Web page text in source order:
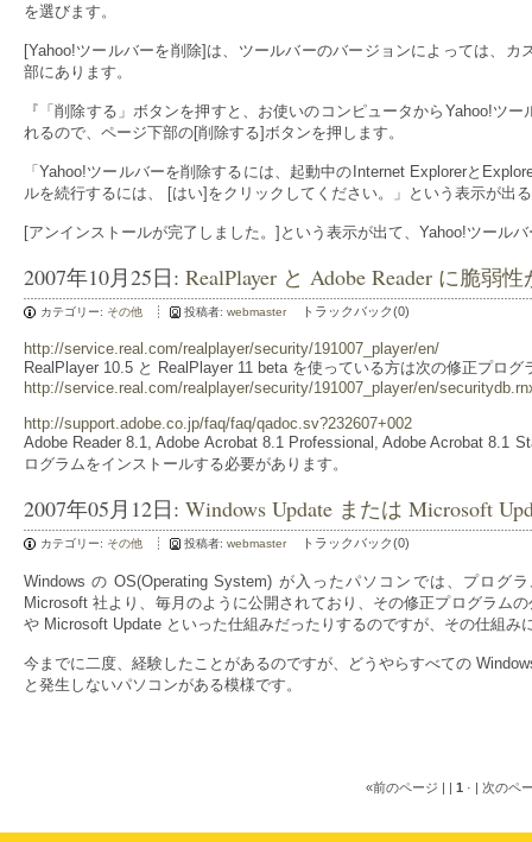
を選びます。
[Yahoo!ツールバーを削除]は、ツールバーのバージョンによっては、
部にあります。
『「削除する」ボタンを押すと、お使いのコンピュータからYahoo!ツ
れるので、ページ下部の[削除する]ボタンを押します。
「Yahoo!ツールバーを削除するには、起動中のInternet Explorerと
ルを続行するには、 [はい]をクリックしてください。」という表示が出
[アンインストールが完了しました。]という表示が出て、Yahoo!ツール
2007年10月25日: RealPlayer と Adobe Reader に脆弱
カテゴリー: その他 投稿者: webmaster トラックバック(0)
http://service.real.com/realplayer/security/191007_player/en/
RealPlayer 10.5 と RealPlayer 11 beta を使っている方は次の修正プロ
http://service.real.com/realplayer/security/191007_player/en/
http://support.adobe.co.jp/faq/faq/qadoc.sv?232607+002
Adobe Reader 8.1, Adobe Acrobat 8.1 Professional, Adobe Acrobat 8.1
ログラムをインストールする必要があります。
2007年05月12日: Windows Update または Microsoft
カテゴリー: その他 投稿者: webmaster トラックバック(0)
Windows の OS(Operating System) が入ったパソコンでは、プログ
Microsoft 社より、毎月のように公開されており、その修正プログラム
や Microsoft Update といった仕組みだったりするのですが、その仕組み
今までに二度、経験したことがあるのですが、どうやらすべての
と発生しないパソコンがある模様です。
«前のページ | |1 · | 次のペ